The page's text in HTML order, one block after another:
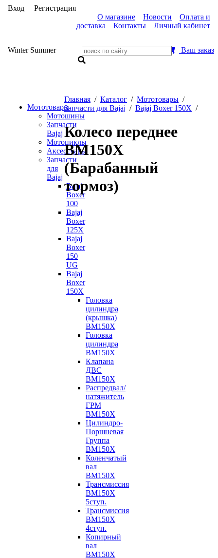
Вход
Регистрация
О магазине
Новости
Оплата и
доставка
Контакты Личный кабинет
Winter Summer Ваш заказ
Мототовары
Мотошины
Запчасти
Bajaj
Мотоциклы
Аксессуары
Запчасти
для
Bajaj
Bajaj
Boxer
100
Bajaj
Boxer
125X
Bajaj
Boxer
150
UG
Bajaj
Boxer
150X
Головка
цилиндра
(крышка)
BM150X
Головка
цилиндра
BM150X
Клапана
ДВС
BM150X
Распредвал/
натяжитель
ГРМ
BM150X
Цилиндро-
Поршневая
Группа
BM150X
Коленчатый
вал
BM150X
Трансмиссия
BM150X
5ступ.
Трансмиссия
BM150X
4ступ.
Копирный
вал
BM150X
Главная / Каталог / Мототовары /
Запчасти для Bajaj / Bajaj Boxer 150X /
Колесо переднее
BM150X
(Барабанный
тормоз)